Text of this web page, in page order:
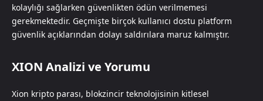
kolaylığı sağlarken güvenlikten ödün verilmemesi
gerekmektedir. Geçmişte birçok kullanıcı dostu platform
güvenlik açıklarından dolayı saldırılara maruz kalmıştır.
XION Analizi ve Yorumu
Xion kripto parası, blokzincir teknolojisinin kitlesel